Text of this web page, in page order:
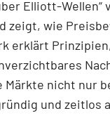
Elliott-
zeigt, wie
erklärt
nicht nur
und zeitlos